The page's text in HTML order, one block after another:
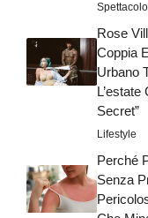
Spettacolo
Rose
Coppia
Urbano
L’estate
Secret”
Lifestyle
Perché
Senza